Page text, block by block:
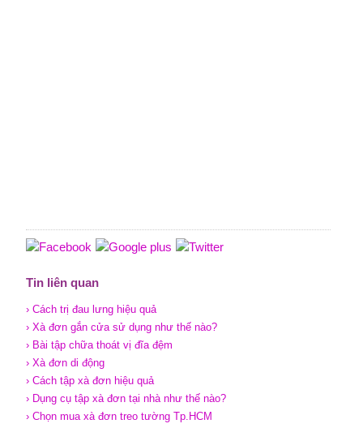
Tin liên quan
› Cách trị đau lưng hiệu quả
› Xà đơn gắn cửa sử dụng như thế nào?
› Bài tập chữa thoát vị đĩa đệm
› Xà đơn di động
› Cách tập xà đơn hiệu quả
› Dụng cụ tập xà đơn tại nhà như thế nào?
› Chọn mua xà đơn treo tường Tp.HCM